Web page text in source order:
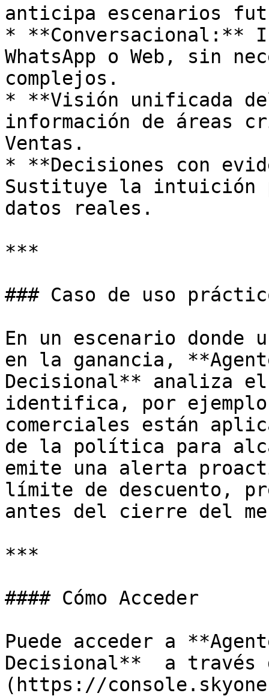
anticipa escenarios
* **Conversacional:**
WhatsApp o Web, sin
complejos.
* **Visión unificada
información de áreas
Ventas.
* **Decisiones con
Sustituye la intuición
datos reales.
***
### Caso de uso
En un escenario donde
en la ganancia,
Decisional** analiza el
identifica, por
comerciales están
de la política para
emite una alerta
límite de descuento,
antes del cierre del
***
#### Cómo Acceder
Puede acceder a
Decisional**  a través
(https://